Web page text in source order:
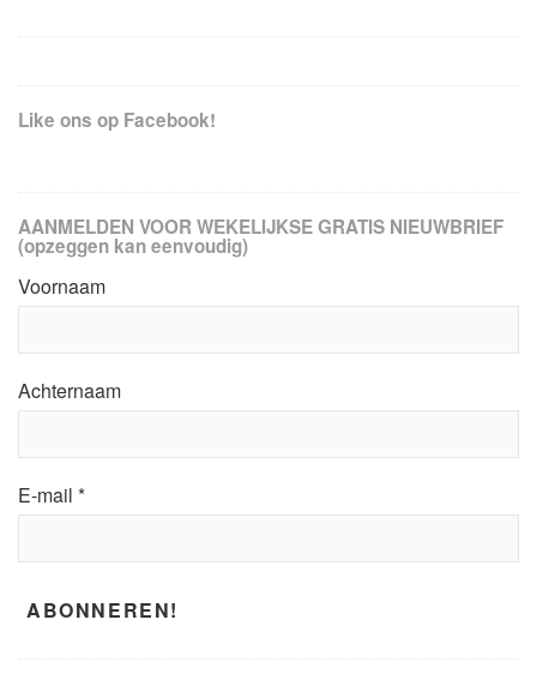
Like ons op Facebook!
AANMELDEN VOOR WEKELIJKSE GRATIS NIEUWBRIEF
(opzeggen kan eenvoudig)
Voornaam
Achternaam
E-mail *